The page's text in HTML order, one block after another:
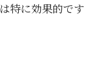
は特に効果的です